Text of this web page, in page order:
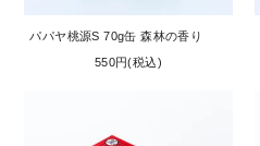
パパヤ桃源S 70g缶 森林の香り
550円(税込)